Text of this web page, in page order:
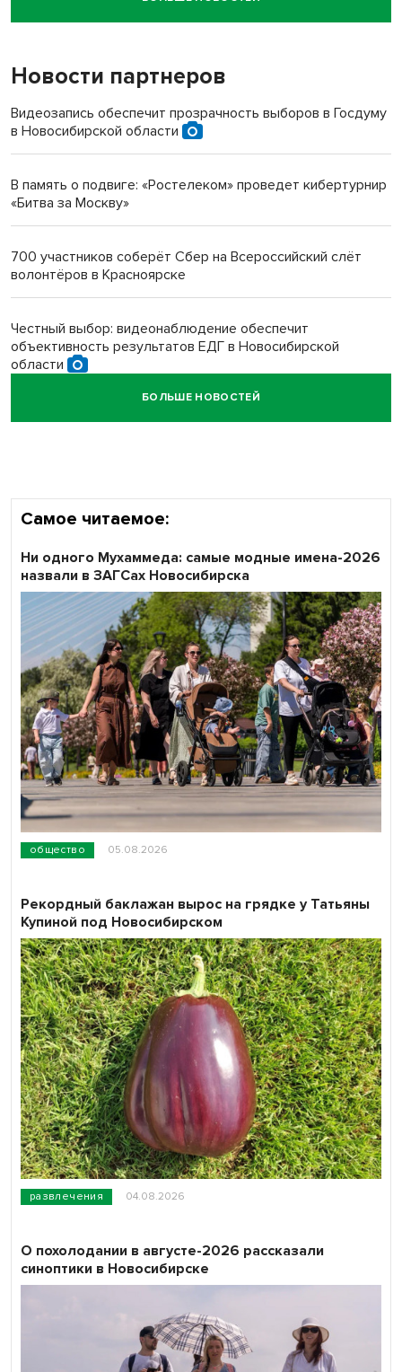
пенсионерки на вокзале
«Мы живём на пастбище!»: в новосибирском селе лошади
терроризируют жителей
Инвалид получил условный срок за избиение врачей
Новосибирский преподаватель с женой вошли в топ-16
Обновлённое отделение ВТБ открылось в Искитиме
Новости партнеров
Видеозапись обеспечит прозрачность выборов в Госдуму
в Новосибирской области
В память о подвиге: «Ростелеком» проведет кибертурнир
«Битва за Москву»
700 участников соберёт Сбер на Всероссийский слёт
волонтёров в Красноярске
Честный выбор: видеонаблюдение обеспечит
объективность результатов ЕДГ в Новосибирской
области
Кибертанки пошли в бой: «Ростелеком» объявляет
БОЛЬШЕ НОВОСТЕЙ
Самое читаемое:
общество 05.08.2026
Ни одного Мухаммеда: самые модные имена-2026
назвали в ЗАГСах Новосибирска
развлечения 04.08.2026
Рекордный баклажан вырос на грядке у Татьяны
Купиной под Новосибирском
О похолодании в августе-2026 рассказали
синоптики в Новосибирске